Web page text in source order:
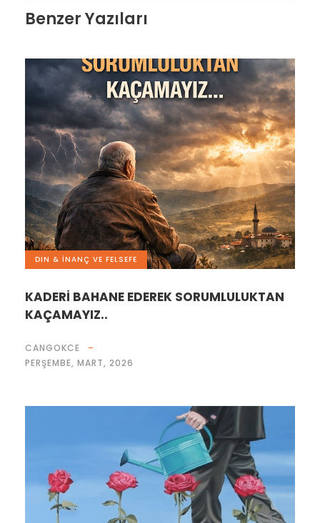
Benzer Yazıları
DIN & İNANÇ VE FELSEFE
KADERİ BAHANE EDEREK SORUMLULUKTAN
KAÇAMAYIZ..
CANGOKCE
PERŞEMBE, MART, 2026